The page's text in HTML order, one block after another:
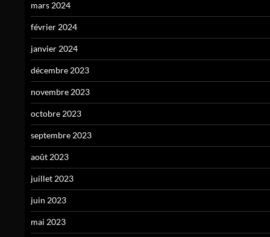
mars 2024
février 2024
janvier 2024
décembre 2023
novembre 2023
octobre 2023
septembre 2023
août 2023
juillet 2023
juin 2023
mai 2023